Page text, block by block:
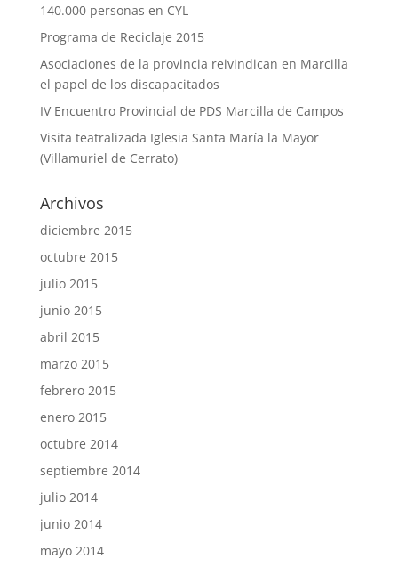
140.000 personas en CYL
Programa de Reciclaje 2015
Asociaciones de la provincia reivindican en Marcilla
el papel de los discapacitados
IV Encuentro Provincial de PDS Marcilla de Campos
Visita teatralizada Iglesia Santa María la Mayor
(Villamuriel de Cerrato)
Archivos
diciembre 2015
octubre 2015
julio 2015
junio 2015
abril 2015
marzo 2015
febrero 2015
enero 2015
octubre 2014
septiembre 2014
julio 2014
junio 2014
mayo 2014